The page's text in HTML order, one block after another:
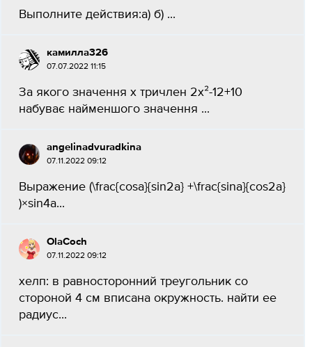
Выполните действия:а) б) ​...
камилла326
07.07.2022 11:15
За якого значення х тричлен 2х²-12+10
набуває найменшого значення ​...
angelinadvuradkina
07.11.2022 09:12
Выражение (\frac{cosa}{sin2a} +\frac{sina}{cos2a}
)×sin4a...
OlaCoch
07.11.2022 09:12
хелп: в равносторонний треугольник со
стороной 4 см вписана окружность. найти ее
радиус...